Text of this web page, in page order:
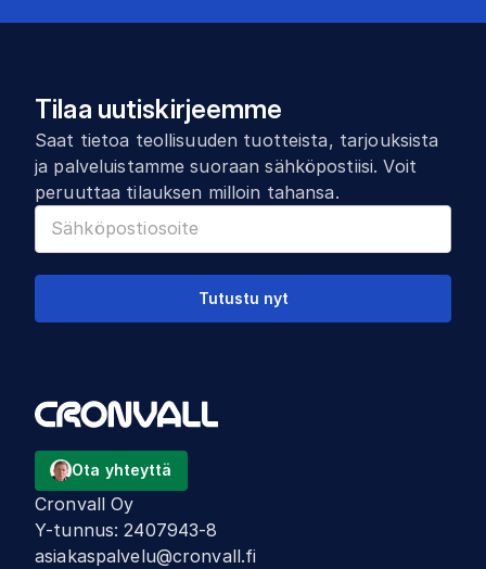
Tilaa uutiskirjeemme
Saat tietoa teollisuuden tuotteista, tarjouksista
ja palveluistamme suoraan sähköpostiisi. Voit
peruuttaa tilauksen milloin tahansa.
Tutustu nyt
Ota yhteyttä
Cronvall Oy
Y-tunnus:2407943-8
asiakaspalvelu@cronvall.fi